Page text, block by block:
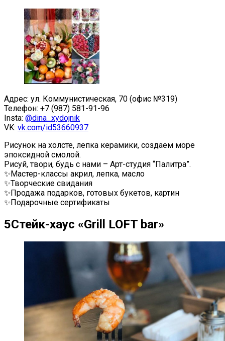
Адрес: ул. Коммунистическая, 70 (офис №319)
Телефон: +7 (987) 581-91-96
Insta: @dina_xydojnik
VK: vk.com/id53660937
Рисунок на холсте, лепка керамики, создаем море
эпоксидной смолой.
Рисуй, твори, будь с нами – Арт-студия “Палитра”.
✨Мастер-классы акрил, лепка, масло
✨Творческие свидания
✨Продажа подарков, готовых букетов, картин
✨Подарочные сертификаты
5Стейк-хаус «Grill LOFT bar»